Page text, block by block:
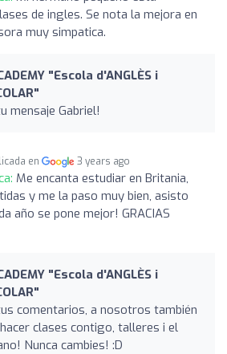
de ingles. Se nota la mejora en
muy simpatica.
"Escola d'ANGLÈS i
mensaje Gabriel!
en 3 years ago
Me encanta estudiar en Britania,
y me la paso muy bien, asisto
año se pone mejor! GRACIAS
"Escola d'ANGLÈS i
comentarios, a nosotros también
clases contigo, talleres i el
Nunca cambies! :D